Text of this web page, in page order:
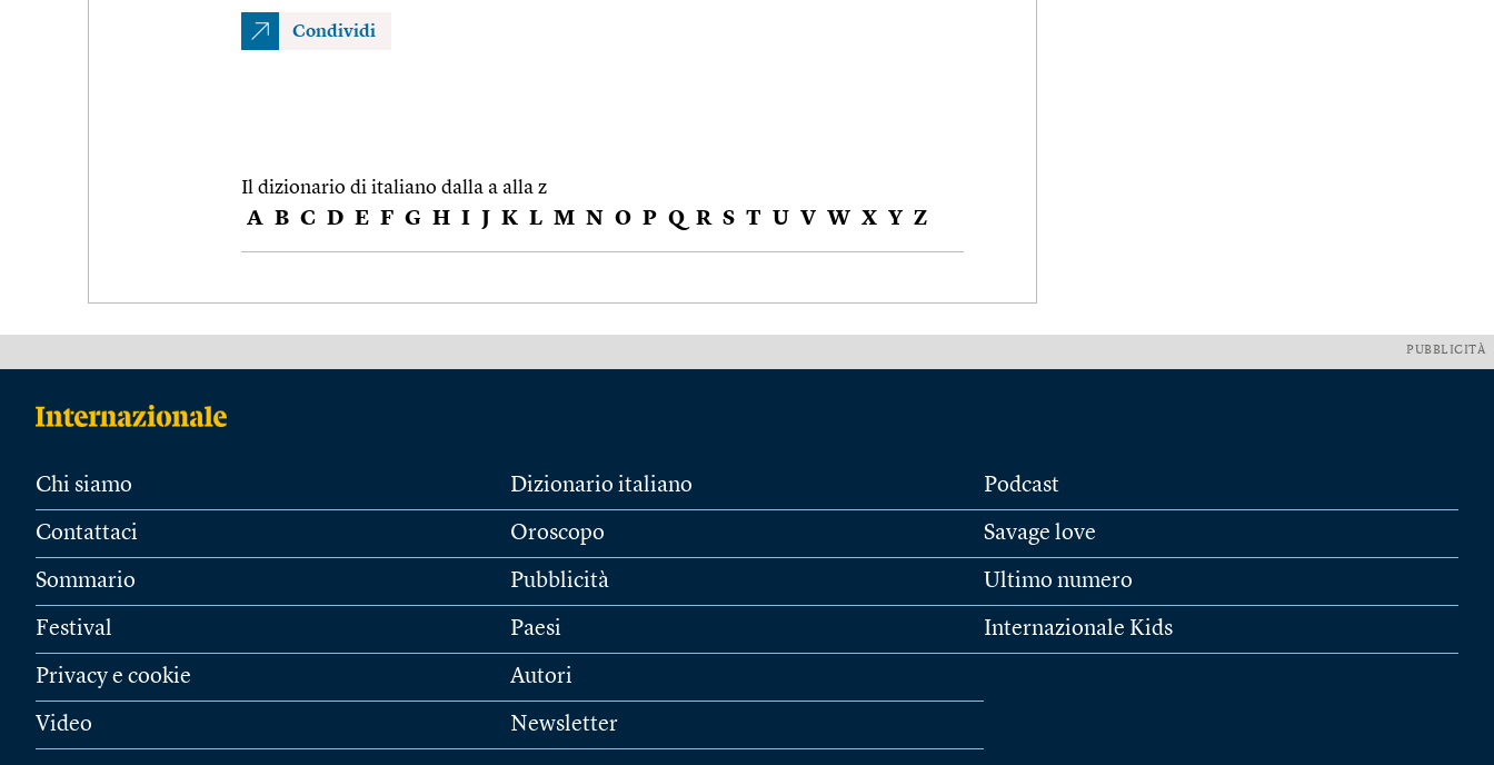
Condividi
Il dizionario di italiano dalla a alla z
A B C D E F G H I J K L M N O P Q R S T U V W X Y Z
PUBBLICITÀ
Chi siamo
Contattaci
Sommario
Festival
Privacy e cookie
Video
Dizionario italiano
Oroscopo
Pubblicità
Paesi
Autori
Newsletter
Podcast
Savage love
Ultimo numero
Internazionale Kids